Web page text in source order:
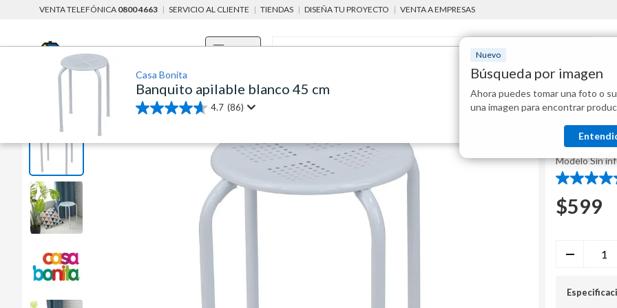
VENTA TELEFÓNICA 0800 4663 | SERVICIO AL CLIENTE | TIENDAS | DISEÑA TU PROYECTO | VENTA A EMPRESAS
Menú Nuevo
Búsqueda por imagen
Ahora puedes tomar una foto o
una imagen para encontrar
muebles y organización muebles muebles de comedor sillas y bancos plegables interiores Banquito apilable blanco
Casa Bonita
ModeloSin
4.7
5
estrellas.
$599
Casa Bonita
Banquito apilable blanco 45 cm
4.7 (86)
4.7
estrellas.